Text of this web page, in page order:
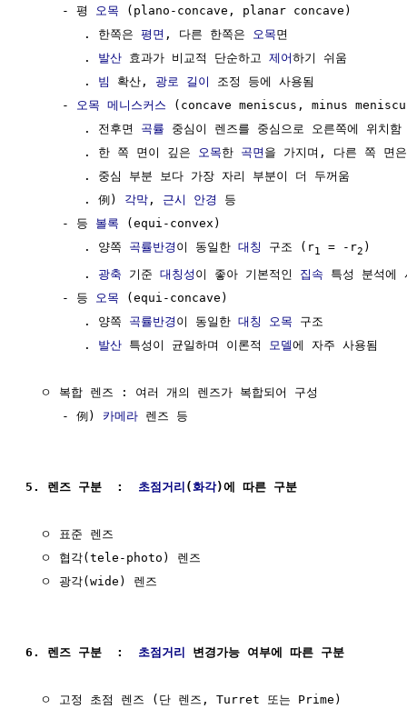
     - 평
오목 (plano-concave, planar concave)
        . 한쪽은
평면 , 다른 한쪽은 오목면
        .
발산 효과가 비교적 단순하고 제어하기 쉬움
        .
빔 확산, 광로 길이
조정 등에 사용됨
     -
오목 메니스커스 (concave meniscus, minus
        . 전후면
곡률 중심이 렌즈를 중심으로 오른쪽에 위치함
        . 한 쪽 면이 깊은
오목한 곡면 을 가지며, 다른 쪽 면
        . 중심 부분 보다 가장 자리 부분이 더 두꺼움
        . 例)
각막 , 근시 안경
등
     - 등
볼록 (equi-convex)
        . 양쪽
곡률반경 이 동일한 대칭 구조 (r1 = -r2 )
        .
광축 기준 대칭성 이 좋아 기본적인 집속 특성 분석에
     - 등
오목 (equi-concave)
        . 양쪽
곡률반경 이 동일한 대칭 오목 구조
        .
발산 특성이 균일하며 이론적 모델에 자주 사용됨
  ㅇ 복합 렌즈 : 여러 개의 렌즈가 복합되어 구성
     - 例)
카메라 렌즈 등
5. 렌즈 구분  : 초점거리 (화각)에 따른 구분
  ㅇ 표준 렌즈
  ㅇ 협각(tele-photo) 렌즈
  ㅇ 광각(wide) 렌즈
6. 렌즈 구분  : 초점거리 변경가능 여부에 따른 구분
  ㅇ 고정 초점 렌즈 (단 렌즈, Turret 또는 Prime)